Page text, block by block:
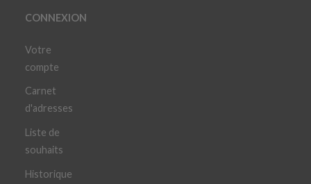
CONNEXION
Votre
compte
Carnet
d'adresses
Liste de
souhaits
Historique